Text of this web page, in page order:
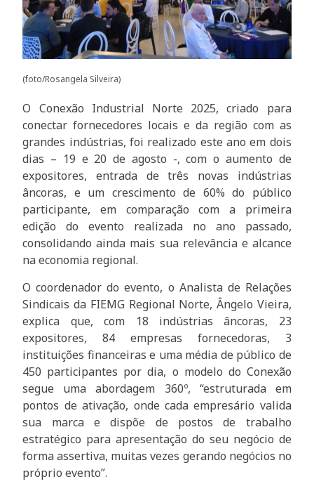
(foto/Rosangela Silveira)
O Conexão Industrial Norte 2025, criado para
conectar fornecedores locais e da região com as
grandes indústrias, foi realizado este ano em dois
dias – 19 e 20 de agosto -, com o aumento de
expositores, entrada de três novas indústrias
âncoras, e um crescimento de 60% do público
participante, em comparação com a primeira
edição do evento realizada no ano passado,
consolidando ainda mais sua relevância e alcance
na economia regional.
O coordenador do evento, o Analista de Relações
Sindicais da FIEMG Regional Norte, Ângelo Vieira,
explica que, com 18 indústrias âncoras, 23
expositores, 84 empresas fornecedoras, 3
instituições financeiras e uma média de público de
450 participantes por dia, o modelo do Conexão
segue uma abordagem 360º, “estruturada em
pontos de ativação, onde cada empresário valida
sua marca e dispõe de postos de trabalho
estratégico para apresentação do seu negócio de
forma assertiva, muitas vezes gerando negócios no
próprio evento”.